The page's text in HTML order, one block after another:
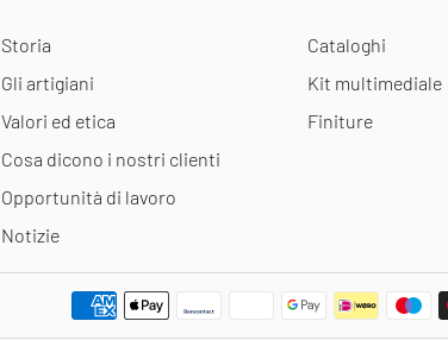
Storia
Gli artigiani
Valori ed etica
Cosa dicono i nostri clienti
Opportunità di lavoro
Notizie
Cataloghi
Kit multimediale
Finiture